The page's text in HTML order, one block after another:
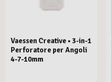
Vaessen Creative • 3-in-1
Perforatore per Angoli
4-7-10mm